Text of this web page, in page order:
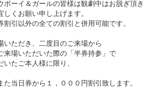
ボーイ＆ガールの皆様は観劇中はお脱ぎ頂き
しくお願い申し上げます。
割引以外の全ての割引と併用可能です。
いただき、二度目のご来場から
来場いただいた際の「半券持参」で
いたご本人様に限り、
た当日券から１，０００円割引致します。